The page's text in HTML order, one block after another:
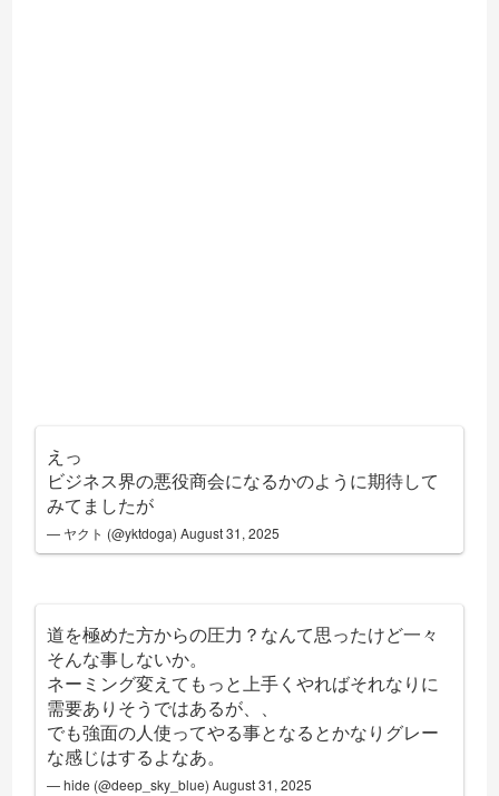
えっ
ビジネス界の悪役商会になるかのように期待して
みてましたが
— ヤクト (@yktdoga)August 31, 2025
道を極めた方からの圧力？なんて思ったけど一々
そんな事しないか。
ネーミング変えてもっと上手くやればそれなりに
需要ありそうではあるが、、
でも強面の人使ってやる事となるとかなりグレー
な感じはするよなあ。
— hide (@deep_sky_blue)August 31, 2025